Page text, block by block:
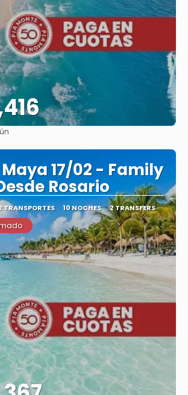
17/02 - Family
Rosario
TRANSPORTES 10 NOCHES 2 TRANSFERS